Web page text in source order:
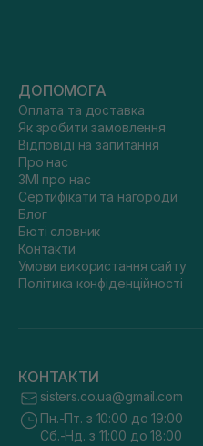
ДОПОМОГА
Оплата та доставка
Як зробити замовлення
Відповіді на запитання
Про нас
ЗМІ про нас
Сертифікати та нагороди
Блог
Бюті словник
Контакти
Умови використання сайту
Політика конфіденційності
КОНТАКТИ
sisters.co.ua@gmail.com
Пн.-Пт. з 10:00 до 19:00
Сб.-Нд. з 11:00 до 18:00